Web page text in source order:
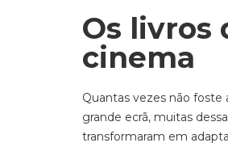
Os livros
cinema
Quantas vezes não foste
grande ecrã, muitas
transformaram em